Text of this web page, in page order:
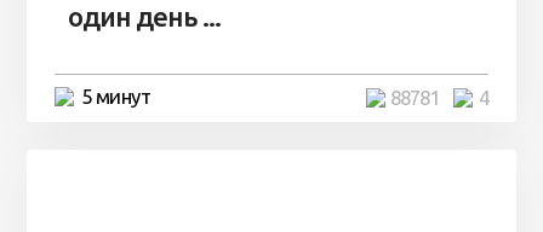
один день ...
5 минут 4
88781